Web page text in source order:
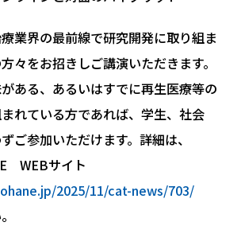
業界の最前線で研究開発に取り組ま
々をお招きしご講演いただきます。
ある、あるいはすでに再生医療等の
れている方であれば、学生、社会
ご参加いただけます。詳細は、
WEBサイト
2025/11/cat-news/703/